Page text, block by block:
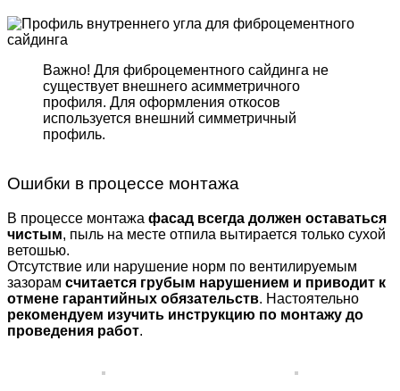
Важно! Для фиброцемент­ного сайдинга не
существует внешнего асимметрич­ного
профиля. Для оформле­ния откосов
используется внешний симметричный
профиль.
Ошибки в процессе монтажа
В процессе монтажа фасад всегда должен оставаться
чистым, пыль на месте отпила вытирается только сухой
ветошью.
Отсутствие или нарушение норм по вентилируемым
зазорам считается грубым нарушением и приводит к
отмене гарантийных обязательств. Настоятельно
рекомендуем изучить инструкцию по монтажу до
проведения работ.